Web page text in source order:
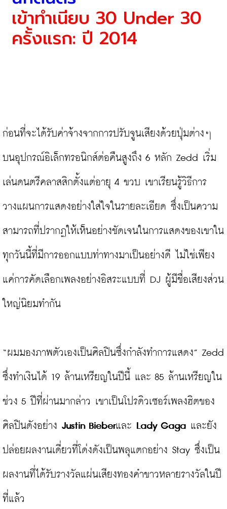
เข้าทำเนียบ 30 Under 30
ครั้งแรก: ปี 2014
ก่อนที่จะได้รับค่าจ้างจากการปรับจูนเสียงด้วยปุ่มต่างๆ
บนอุปกรณ์อิเล็กทรอนิกส์ต่อคืนสูงถึง 6 หลัก Zedd เริ่ม
เล่นดนตรีคลาสสิกตั้งแต่อายุ 4 ขวบ เขาเรียนรู้วิธีการ
วางแผนการแสดงอย่างใส่ใจในรายละเอียด ซึ่งเป็นความ
สามารถที่ปรากฏให้เห็นอย่างชัดเจนในการแสดงของเขาใน
ทุกวันนี้ที่มีการออกแบบท่าทางมาเป็นอย่างดี ไม่ใช่เพียง
แค่การคัดเลือกเพลงอย่างอิสระแบบที่ DJ ผู้มีชื่อเสียงส่วน
ใหญ่นิยมทำกัน
“ผมมองภาพตัวเองเป็นศิลปินซึ่งกำลังทำการแสดง” Zedd
ซึ่งทำเงินได้ 19 ล้านเหรียญในปีนี้ และ 85 ล้านเหรียญใน
ช่วง 5 ปีที่ผ่านมากล่าว เขาเป็นโปรดิวเซอร์เพลงฮิตของ
ศิลปินดังอย่าง Justin Bieberและ Lady Gaga และยัง
ปล่อยผลงานเดี่ยวที่โด่งดังเป็นพลุแตกอย่าง Stay ซึ่งเป็น
ผลงานที่ได้รับรางวัลแผ่นเสียงทองคำขาวหลายรางวัลในปี
ที่แล้ว